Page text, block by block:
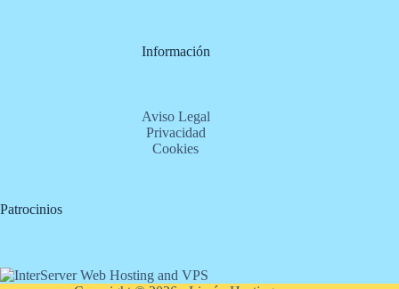
Información
Aviso Legal
Privacidad
Cookies
Patrocinios